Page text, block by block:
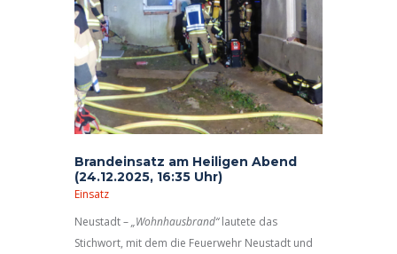
Brandeinsatz am Heiligen Abend
(24.12.2025, 16:35 Uhr)
Einsatz
Neustadt –„Wohnhausbrand“lautete das
Stichwort, mit dem die Feuerwehr Neustadt und